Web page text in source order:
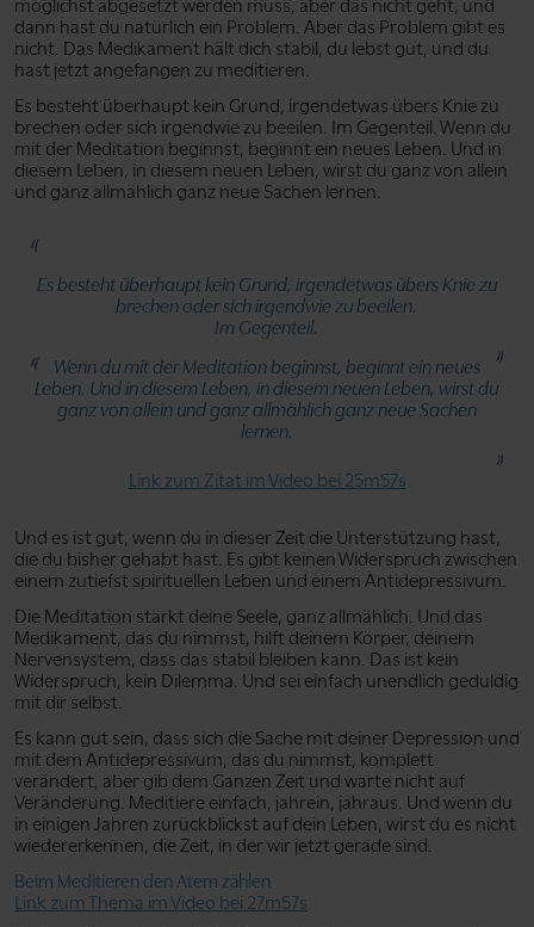
möglichst abgesetzt werden muss, aber das nicht geht, und
dann hast du natürlich ein Problem. Aber das Problem gibt es
nicht. Das Medikament hält dich stabil, du lebst gut, und du
hast jetzt angefangen zu meditieren.
Es besteht überhaupt kein Grund, irgendetwas übers Knie zu
brechen oder sich irgendwie zu beeilen. Im Gegenteil. Wenn du
mit der Meditation beginnst, beginnt ein neues Leben. Und in
diesem Leben, in diesem neuen Leben, wirst du ganz von allein
und ganz allmählich ganz neue Sachen lernen.
Es besteht überhaupt kein Grund, irgendetwas übers Knie zu
brechen oder sich irgendwie zu beeilen.
Im Gegenteil.
Wenn du mit der Meditation beginnst, beginnt ein neues
Leben. Und in diesem Leben, in diesem neuen Leben, wirst du
ganz von allein und ganz allmählich ganz neue Sachen
lernen.
Link zum Zitat im Video bei 25m57s
Und es ist gut, wenn du in dieser Zeit die Unterstützung hast,
die du bisher gehabt hast. Es gibt keinen Widerspruch zwischen
einem zutiefst spirituellen Leben und einem Antidepressivum.
Die Meditation stärkt deine Seele, ganz allmählich. Und das
Medikament, das du nimmst, hilft deinem Körper, deinem
Nervensystem, dass das stabil bleiben kann. Das ist kein
Widerspruch, kein Dilemma. Und sei einfach unendlich geduldig
mit dir selbst.
Es kann gut sein, dass sich die Sache mit deiner Depression und
mit dem Antidepressivum, das du nimmst, komplett
verändert, aber gib dem Ganzen Zeit und warte nicht auf
Veränderung. Meditiere einfach, jahrein, jahraus. Und wenn du
in einigen Jahren zurückblickst auf dein Leben, wirst du es nicht
wiedererkennen, die Zeit, in der wir jetzt gerade sind.
Beim Meditieren den Atem zählen
Link zum Thema im Video bei 27m57s